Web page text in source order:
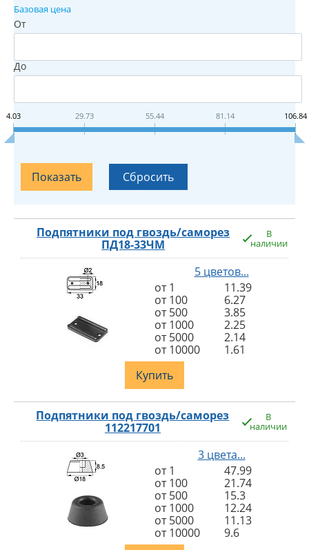
Базовая цена
От
До
4.03 29.73 55.44 81.14 106.84
Подпятники под гвоздь/саморез
ПД18-33ЧМ
В
наличии
5 цветов...
от 1
11.39
от 100
6.27
от 500
3.85
от 1000
2.25
от 5000
2.14
от 10000
1.61
Купить
Подпятники под гвоздь/саморез
112217701
В
наличии
3 цвета...
от 1
47.99
от 100
21.74
от 500
15.3
от 1000
12.24
от 5000
11.13
от 10000
9.6